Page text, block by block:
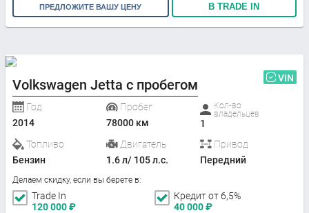
ПРЕДЛОЖИТЕ ВАШУ ЦЕНУ В TRADE IN
Volkswagen Jetta с пробегом VIN
Год
2014
Пробег
78000 км
Кол-во
владельцев
1
Топливо
Бензин
Двигатель
1.6 л/ 105 л.с.
Привод
Передний
Делаем скидку, если вы берете в:
Trade In
120 000₽
Кредит от 6,5%
40 000₽